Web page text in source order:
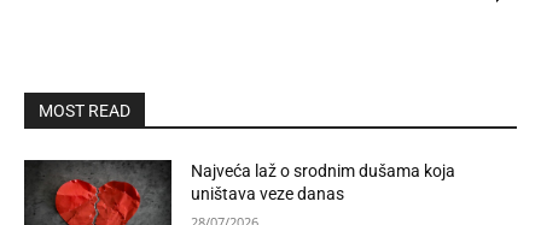
MOST READ
Najveća laž o srodnim dušama koja
uništava veze danas